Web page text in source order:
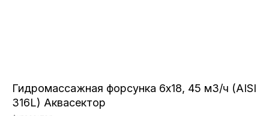
Гидромассажная форсунка 6х18, 45 м3/ч (AISI
316L) Аквасектор